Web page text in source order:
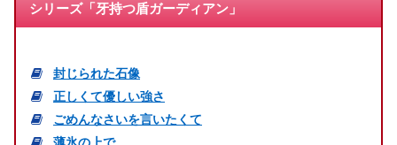
シリーズ「牙持つ盾ガーディアン」
封じられた石像
正しくて優しい強さ
ごめんなさいを言いたくて